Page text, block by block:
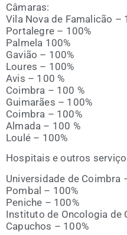
Câma­ras:
Vila Nova de Fama­li­cão –
Por­ta­le­gre – 100%
Pal­me­la 100%
Gavião – 100%
Lou­res – 100%
Avis – 100 %
Coim­bra – 100 %
Gui­ma­rães – 100%
Coim­bra – 100%
Alma­da – 100 %
Lou­lé – 100%
Hos­pi­tais e outros
Uni­ver­si­da­de de Coim­bra
Pom­bal – 100%
Peni­che – 100%
Ins­ti­tu­to de Onco­lo­gia de
Capu­chos – 100%